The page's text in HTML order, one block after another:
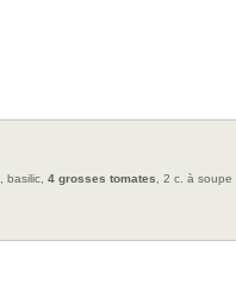
, basilic, 4 grosses tomates , 2 c. à